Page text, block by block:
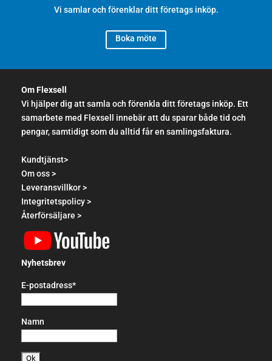
Vi samlar och förenklar ditt företags inköp.
Boka möte
Om Flexsell
Vi hjälper dig att samla och förenkla ditt företags inköp. Ett
samarbete med Flexsell innebär att du sparar både tid och
pengar, samtidigt som du alltid får en samlingsfaktura.
Kundtjänst>
Om oss >
Leveransvillkor >
Integritetspolicy >
Återförsäljare >
Nyhetsbrev
E-postadress*
Namn